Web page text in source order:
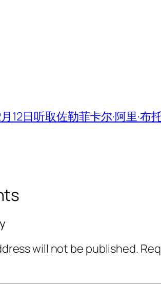
12日听取佐勒菲卡尔·阿里·布
will not be published.